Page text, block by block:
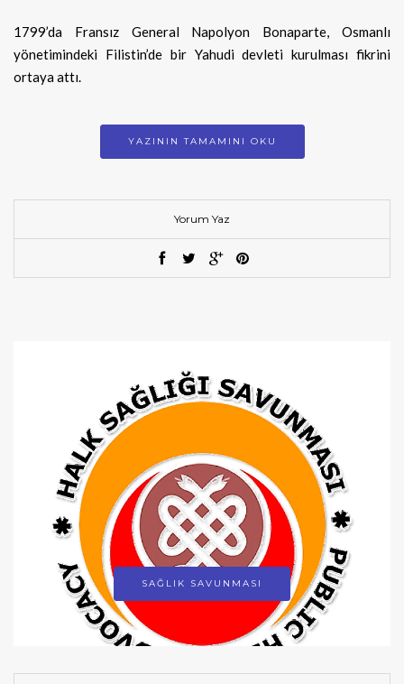
1799’da Fransız General Napolyon Bonaparte, Osmanlı
yönetimindeki Filistin’de bir Yahudi devleti kurulması fikrini
ortaya attı.
YAZININ TAMAMINI OKU
Yorum Yaz
SAĞLIK SAVUNMASI